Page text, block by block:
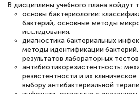
книги, методические
статьи. Времени на
достаточно. Курс
аттестацию в школе.
В дисциплины учебного плана войдут
основы бактериологии:
бактерий, основные методы
исследования;
диагностика бактериальных
методы идентификации
результатов лабораторных
антибиотикорезистентность:
резистентности и их
выбору антибактериальной